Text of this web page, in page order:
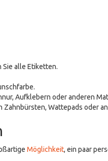
Sie alle Etiketten.
Aufklebern oder anderen
Wattepads oder
Möglichkeit, ein paar